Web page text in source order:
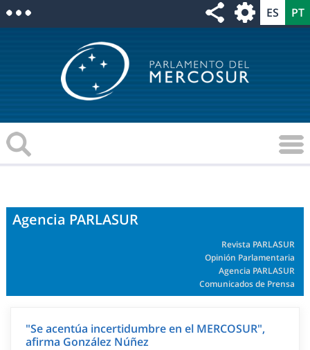
Agencia PARLASUR
Revista PARLASUR
Opinión Parlamentaria
Agencia PARLASUR
Comunicados de Prensa
"Se acentúa incertidumbre en el MERCOSUR",
afirma González Núñez